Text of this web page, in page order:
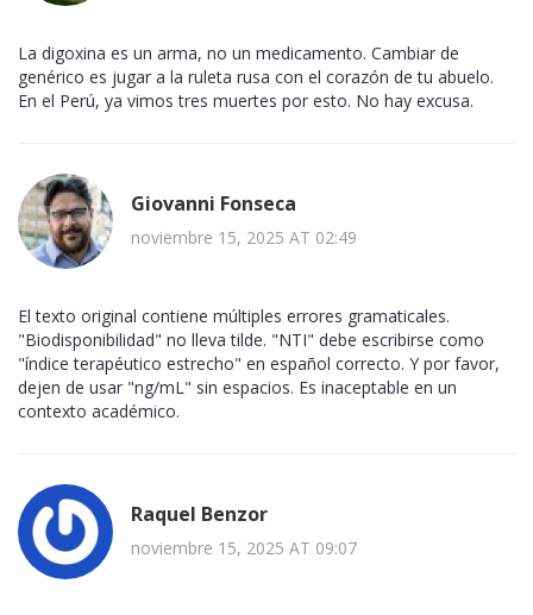
La digoxina es un arma, no un medicamento. Cambiar de
genérico es jugar a la ruleta rusa con el corazón de tu abuelo.
En el Perú, ya vimos tres muertes por esto. No hay excusa.
Giovanni Fonseca
noviembre 15, 2025 AT 02:49
El texto original contiene múltiples errores gramaticales.
"Biodisponibilidad" no lleva tilde. "NTI" debe escribirse como
"índice terapéutico estrecho" en español correcto. Y por favor,
dejen de usar "ng/mL" sin espacios. Es inaceptable en un
contexto académico.
Raquel Benzor
noviembre 15, 2025 AT 09:07